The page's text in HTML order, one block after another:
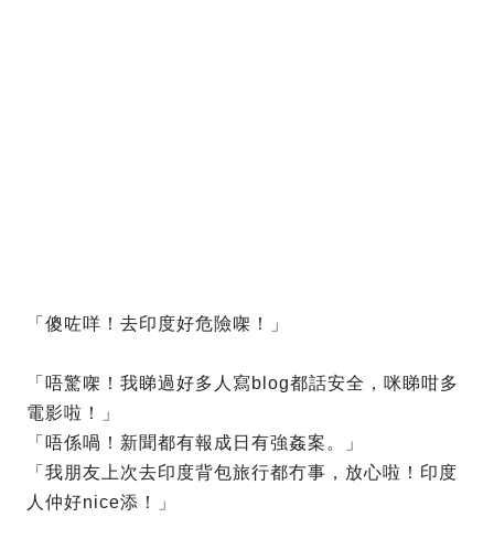
「傻咗咩！去印度好危險㗎！」
「唔驚㗎！我睇過好多人寫blog都話安全，咪睇咁多
電影啦！」
「唔係喎！新聞都有報成日有強姦案。」
「我朋友上次去印度背包旅行都冇事，放心啦！印度
人仲好nice添！」